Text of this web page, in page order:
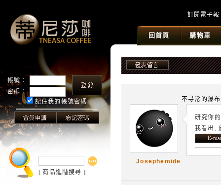
訂閱電子報
回首頁 購物車
帳號：
密碼：
記住我的帳號密碼
[ 商品進階搜尋 ]
Josephemide
不寻常的瀑
研究你
我看出,